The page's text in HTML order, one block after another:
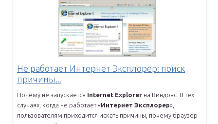
Не работает Интернет Эксплорер: поиск
причины...
Почему не запускается Internet Explorer на Виндовс. В тех
случаях, когда не работает «Интернет Эксплорер»,
пользователям приходится искать причины, почему браузер